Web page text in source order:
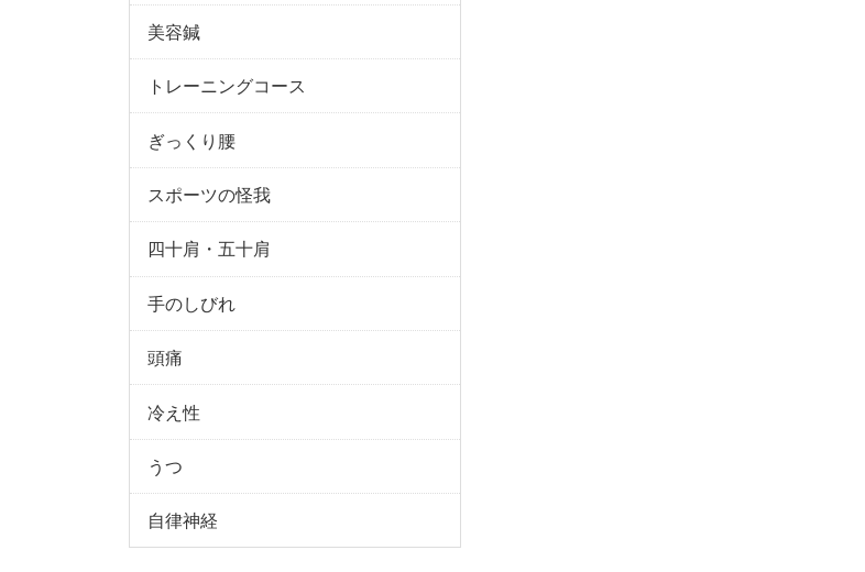
美容鍼
トレーニングコース
ぎっくり腰
スポーツの怪我
四十肩・五十肩
手のしびれ
頭痛
冷え性
うつ
自律神経